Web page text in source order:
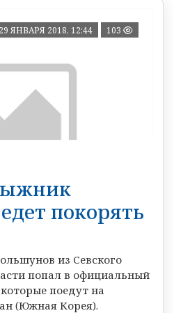
29 ЯНВАРЯ 2018, 12:44 103
покорять
из Севского
попал в официальный
поедут на
(Южная Корея).